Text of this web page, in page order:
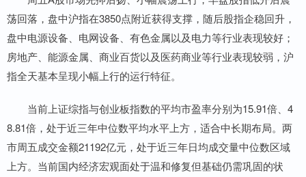
荡回落，盘中沪指在3850点附近获得支撑，随后股指企稳回升，
盘中电源设备、电网设备、有色金属以及电力等行业表现较好；
房地产、能源金属、商业百货以及医药商业等行业表现较弱，沪
指全天基本呈现小幅上行的运行特征。
当前上证综指与创业板指数的平均市盈率分别为15.91倍、4
8.81倍，处于近三年中位数平均水平上方，适合中长期布局。两
市周五成交金额21192亿元，处于近三年日均成交量中位数区域
上方。当前国内经济宏观面处于温和修复但基础仍需巩固的状